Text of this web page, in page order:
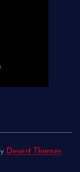
Desert Themes